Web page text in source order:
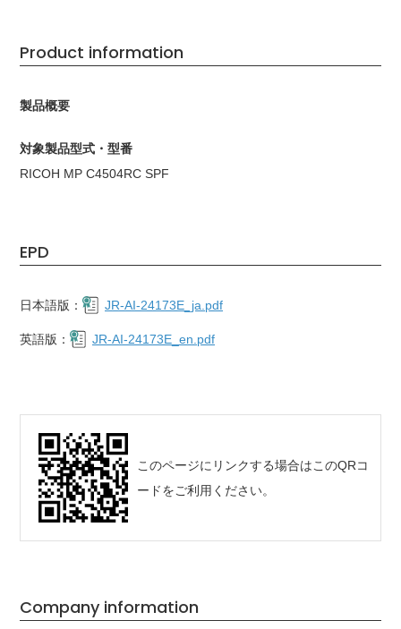
Product information
製品概要
対象製品型式・型番
RICOH MP C4504RC SPF
EPD
日本語版： JR-AI-24173E_ja.pdf
英語版： JR-AI-24173E_en.pdf
このページにリンクする場合はこのQRコ
ードをご利用ください。
Company information